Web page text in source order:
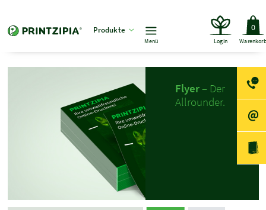
Produkte
Menü Login
0
Flyer– Der
Allrounder.